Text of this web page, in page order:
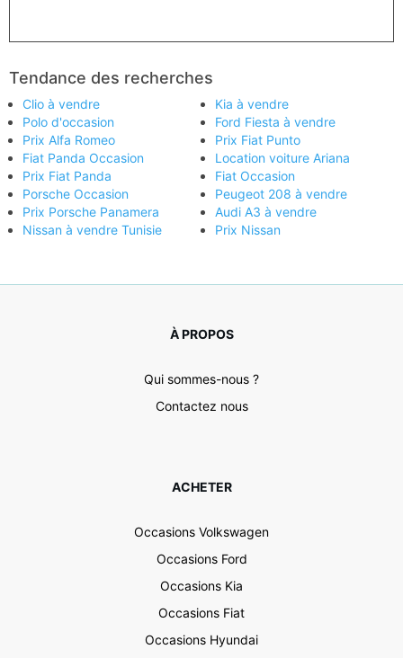
Tendance des recherches
Clio à vendre
Polo d'occasion
Prix Alfa Romeo
Fiat Panda Occasion
Prix Fiat Panda
Porsche Occasion
Prix Porsche Panamera
Nissan à vendre Tunisie
Kia à vendre
Ford Fiesta à vendre
Prix Fiat Punto
Location voiture Ariana
Fiat Occasion
Peugeot 208 à vendre
Audi A3 à vendre
Prix Nissan
À PROPOS
Qui sommes-nous ?
Contactez nous
ACHETER
Occasions Volkswagen
Occasions Ford
Occasions Kia
Occasions Fiat
Occasions Hyundai